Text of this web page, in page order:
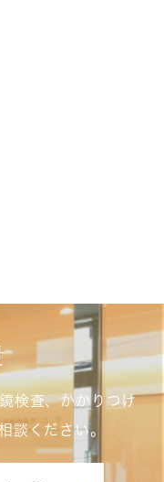
検査、かかりつけ
談ください。